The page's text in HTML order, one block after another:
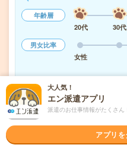
年齢層
20代
30代
男女比率
女性
も
気になる! 応
派遣会社 株式
大人気！
エン派遣アプリ
派遣のお仕事情報がたくさん
アプリ